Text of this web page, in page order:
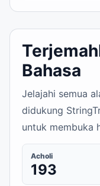
Bahasa
Jelajahi semua
didukung
untuk membuka
Acholi
193